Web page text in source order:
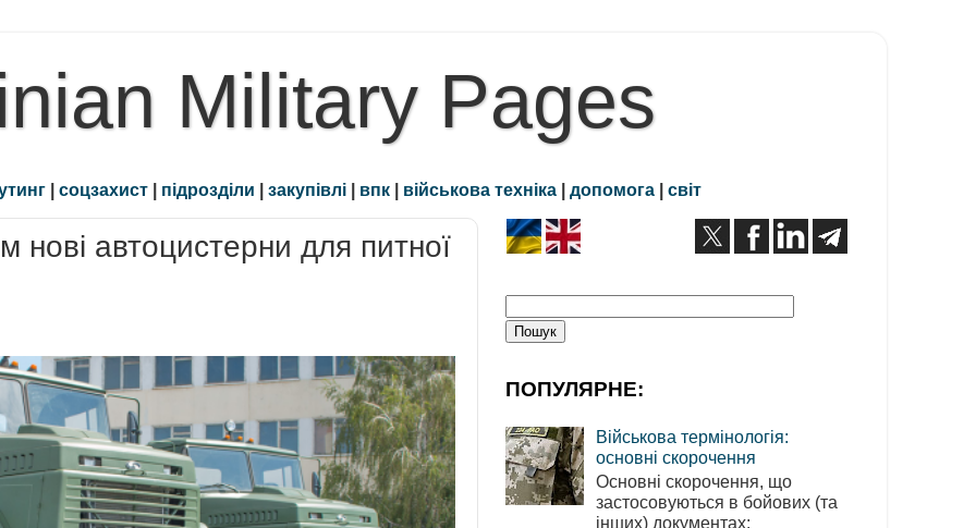
Military Pages
| соцзахист | підрозділи | закупівлі | впк | військова техніка | допомога | світ
нові автоцистерни для питної
ПОПУЛЯРНЕ:
Військова термінологія:
основні скорочення
Основні скорочення, що
застосовуються в бойових (та
інших) документах: